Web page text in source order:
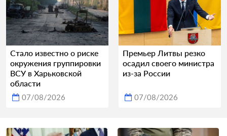
Стало известно о риске
окружения группировки
ВСУ в Харьковской
области
07/08/2026
Премьер Литвы резко
осадил своего министра
из-за России
07/08/2026